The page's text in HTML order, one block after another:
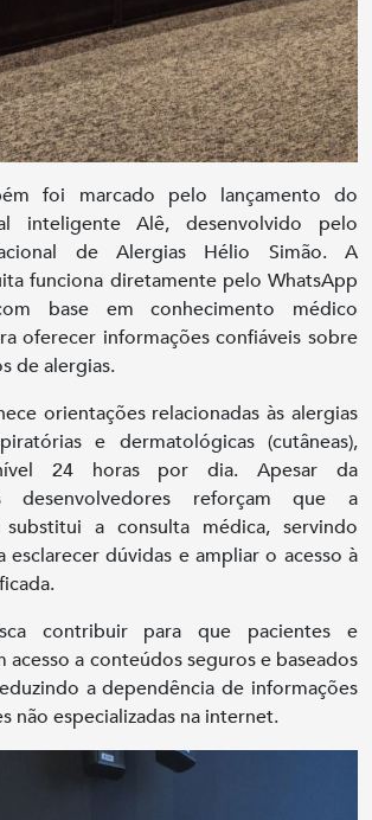
foi marcado pelo lançamento do
inteligente Alê, desenvolvido pelo
de Alergias Hélio Simão. A
funciona diretamente pelo WhatsApp
base em conhecimento médico
oferecer informações confiáveis sobre
de alergias.
orientações relacionadas às alergias
e dermatológicas (cutâneas),
24 horas por dia. Apesar da
desenvolvedores reforçam que a
a consulta médica, servindo
dúvidas e ampliar o acesso à
contribuir para que pacientes e
acesso a conteúdos seguros e baseados
a dependência de informações
não especializadas na internet.